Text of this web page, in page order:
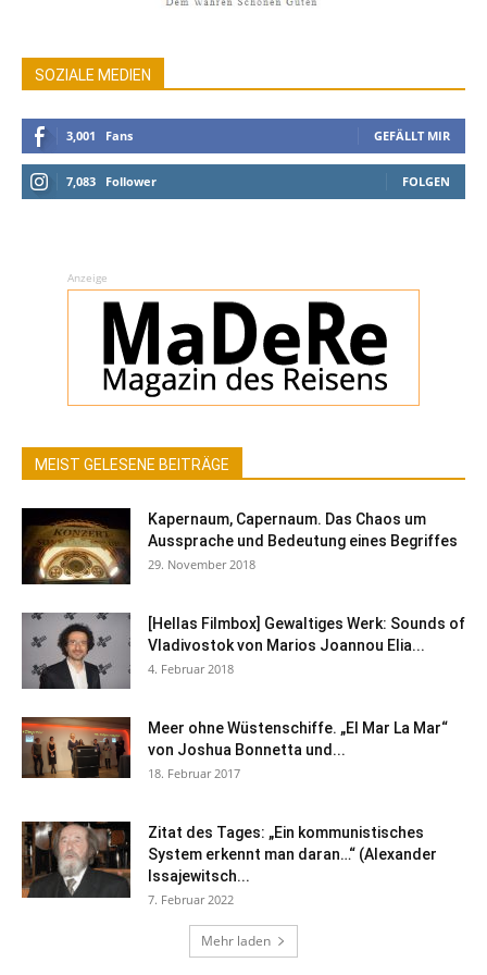
SOZIALE MEDIEN
3,001 Fans GEFÄLLT MIR
7,083 Follower FOLGEN
Anzeige
MEIST GELESENE BEITRÄGE
Kapernaum, Capernaum. Das Chaos um
Aussprache und Bedeutung eines Begriffes
29. November 2018
[Hellas Filmbox] Gewaltiges Werk: Sounds of
Vladivostok von Marios Joannou Elia...
4. Februar 2018
Meer ohne Wüstenschiffe. „El Mar La Mar“
von Joshua Bonnetta und...
18. Februar 2017
Zitat des Tages: „Ein kommunistisches
System erkennt man daran…“ (Alexander
Issajewitsch...
7. Februar 2022
Mehr laden